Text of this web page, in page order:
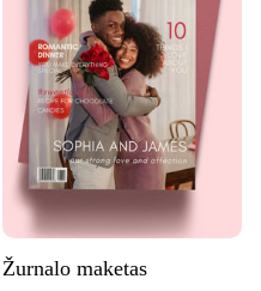
Žurnalo maketas